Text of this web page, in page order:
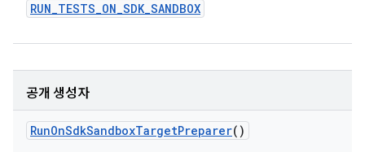
RUN_TESTS_ON_SDK_SANDBOX
공개 생성자
RunOnSdkSandboxTargetPreparer()